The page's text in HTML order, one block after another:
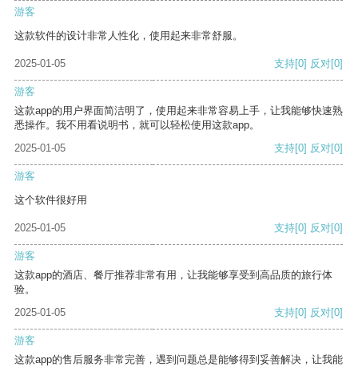
游客
这款软件的设计非常人性化，使用起来非常舒服。
2025-01-05 支持[0] 反对[0]
游客
这款app的用户界面简洁明了，使用起来非常容易上手，让我能够快速熟
悉操作。我不用看说明书，就可以轻松使用这款app。
2025-01-05
支持[0] 反对[0]
游客
这个软件很好用
2025-01-05 支持[0] 反对[0]
游客
这款app的酒店、餐厅推荐非常有用，让我能够享受到高品质的旅行体
验。
2025-01-05
支持[0] 反对[0]
游客
这款app的售后服务非常完善，遇到问题总是能够得到妥善解决，让我能